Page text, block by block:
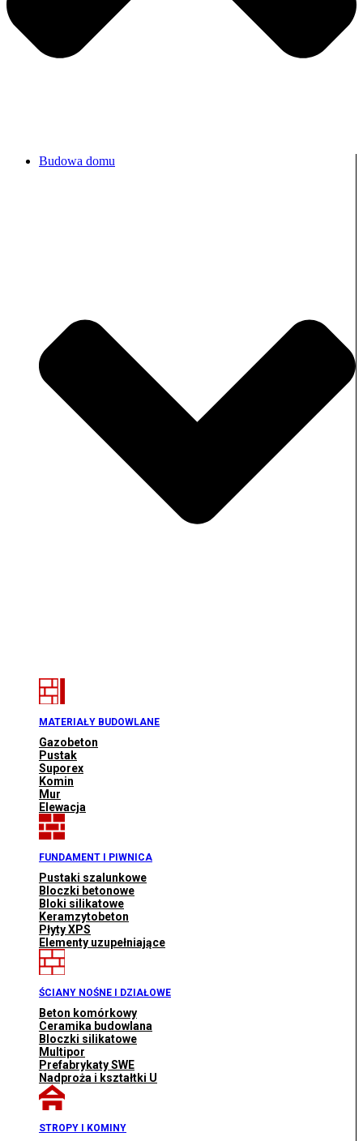
Budowa domu
MATERIAŁY BUDOWLANE
Gazobeton
Pustak
Suporex
Komin
Mur
Elewacja
FUNDAMENT I PIWNICA
Pustaki szalunkowe
Bloczki betonowe
Bloki silikatowe
Keramzytobeton
Płyty XPS
Elementy uzupełniające
ŚCIANY NOŚNE I DZIAŁOWE
Beton komórkowy
Ceramika budowlana
Bloczki silikatowe
Multipor
Prefabrykaty SWE
Nadproża i kształtki U
STROPY I KOMINY